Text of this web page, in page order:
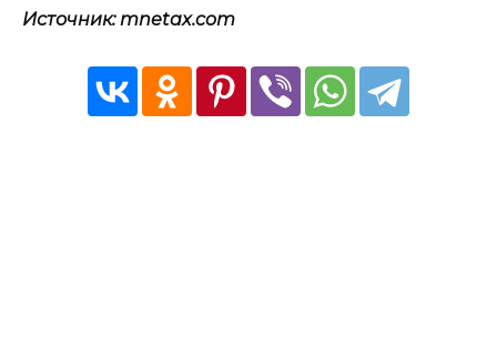
Источник: mnetax.com